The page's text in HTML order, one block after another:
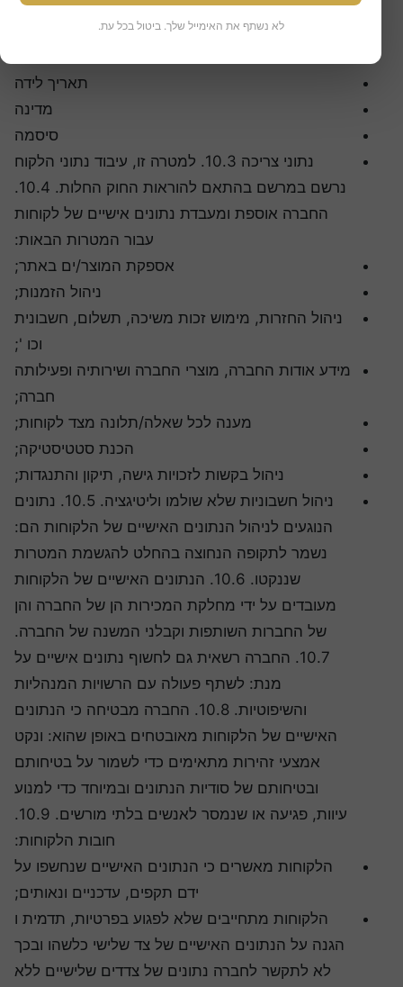
שם פרטי
תאריך לידה
מדינה
סיסמה
נתוני צריכה 10.3. למטרה זו, עיבוד נתוני הלקוח
נרשם במרשם בהתאם להוראות החוק החלות. 10.4.
החברה אוספת ומעבדת נתונים אישיים של לקוחות
עבור המטרות הבאות:
אספקת המוצר/ים באתר;
ניהול הזמנות;
ניהול החזרות, מימוש זכות משיכה, תשלום, חשבונית
וכו ';
מידע אודות החברה, מוצרי החברה ושירותיה ופעילותה
חברה;
מענה לכל שאלה/תלונה מצד לקוחות;
הכנת סטטיסטיקה;
ניהול בקשות לזכויות גישה, תיקון והתנגדות;
ניהול חשבוניות שלא שולמו וליטיגציה. 10.5. נתונים
הנוגעים לניהול הנתונים האישיים של הלקוחות הם:
נשמר לתקופה הנחוצה בהחלט להגשמת המטרות
שננקטו. 10.6. הנתונים האישיים של הלקוחות
מעובדים על ידי מחלקת המכירות הן של החברה והן
של החברות השותפות וקבלני המשנה של החברה.
10.7. החברה רשאית גם לחשוף נתונים אישיים על
מנת: לשתף פעולה עם הרשויות המנהליות
והשיפוטיות. 10.8. החברה מבטיחה כי הנתונים
האישיים של הלקוחות מאובטחים באופן שהוא: ונקט
אמצעי זהירות מתאימים כדי לשמור על בטיחותם
ובטיחותם של סודיות הנתונים ובמיוחד כדי למנוע
עיוות, פגיעה או שנמסר לאנשים בלתי מורשים. 10.9.
חובות הלקוחות:
הלקוחות מאשרים כי הנתונים האישיים שנחשפו על
ידם תקפים, עדכניים ונאותים;
הלקוחות מתחייבים שלא לפגוע בפרטיות, תדמית ו
הגנה על הנתונים האישיים של צד שלישי כלשהו ובכך
לא לתקשר לחברה נתונים של צדדים שלישיים ללא
לא נשתף את האימייל שלך. ביטול בכל עת.